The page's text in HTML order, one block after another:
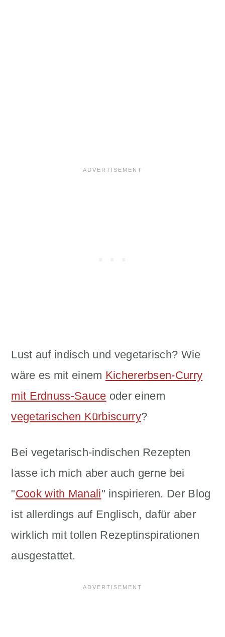
Lust auf indisch und vegetarisch? Wie
wäre es mit einem Kichererbsen-Curry
mit Erdnuss-Sauce oder einem
vegetarischen Kürbiscurry?
Bei vegetarisch-indischen Rezepten
lasse ich mich aber auch gerne bei
"Cook with Manali" inspirieren. Der Blog
ist allerdings auf Englisch, dafür aber
wirklich mit tollen Rezeptinspirationen
ausgestattet.